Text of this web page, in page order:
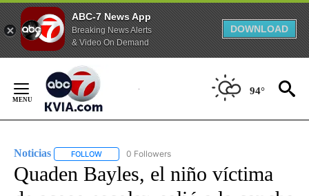
ABC-7 News App
Breaking News Alerts
& Video On Demand
DOWNLOAD
Content
94°
Noticias FOLLOW FOLLOW "NOTICIAS" TO RECEIVE NOTIFICATIONS
0 Followers
Quaden Bayles, el niño víctima